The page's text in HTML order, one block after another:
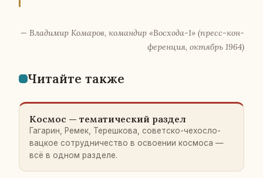
— Вла­ди­мир Ко­ма­ров, ко­ман­дир «Вос­хо­да-1» (пресс-кон­
фе­рен­ция, ок­тябрь 1964)
Чи­тай­те также
Космос — те­ма­ти­че­ский раздел
Га­га­рин, Ремек, Те­реш­ко­ва, со­вет­ско-че­хо­сло­
вац­кое со­труд­ни­че­ство в осво­е­нии кос­мо­са —
всё в одном раз­де­ле.